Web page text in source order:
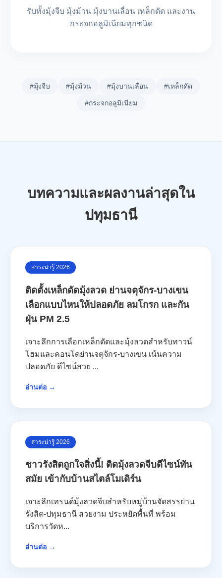
รับทั้งมุ้งจีบ มุ้งม้วน มุ้งบานเลื่อน เหล็กดัด และงาน
กระจกอลูมิเนียมทุกชนิด
#มุ้งจีบ #มุ้งม้วน #มุ้งบานเลื่อน #เหล็กดัด
#กระจกอลูมิเนียม
บทความและผลงานล่าสุดใน
ปทุมธานี
สาระน่ารู้ 2026
ติดตั้งเหล็กดัดมุ้งลวด ย่านจตุจักร-บางเขน
เลือกแบบไหนให้ปลอดภัย ลมโกรก และกัน
ฝุ่น PM 2.5
เจาะลึกการเลือกเหล็กดัดและมุ้งลวดสำหรับทาวน์
โฮมและคอนโดย่านจตุจักร-บางเขน เน้นความ
ปลอดภัย ดีไซน์สวย ...
อ่านต่อ →
สาระน่ารู้ 2026
ชาวรังสิตถูกใจสิ่งนี้! ติดมุ้งลวดจีบดีไซน์ทัน
สมัย เข้ากับบ้านสไตล์โมเดิร์น
เจาะลึกเทรนด์มุ้งลวดจีบสำหรับหมู่บ้านจัดสรรย่าน
รังสิต-ปทุมธานี สวยงาม ประหยัดพื้นที่ พร้อม
บริการวัดห...
อ่านต่อ →